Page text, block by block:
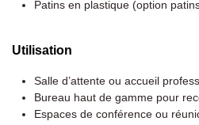
Patins en plastique (option
Utilisation
Salle d’attente ou accueil
Bureau haut de gamme pour
Espaces de conférence ou